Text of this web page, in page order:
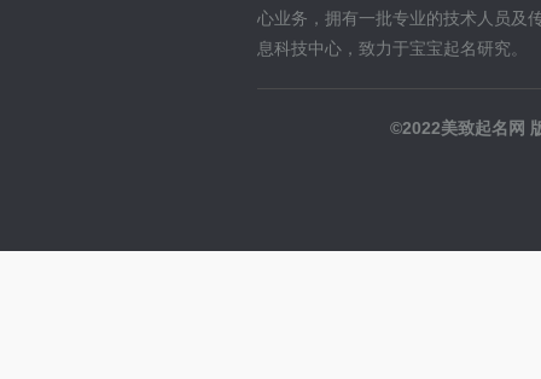
心业务，拥有一批专业的技术人员及
息科技中心，致力于宝宝起名研究。
©2022美致起名网